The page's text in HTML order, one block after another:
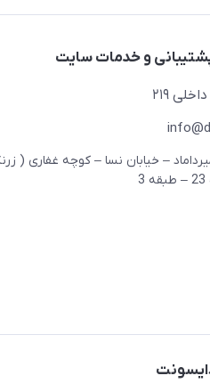
و خدمات سایت
– خیابان نسا – کوچه غفاری (